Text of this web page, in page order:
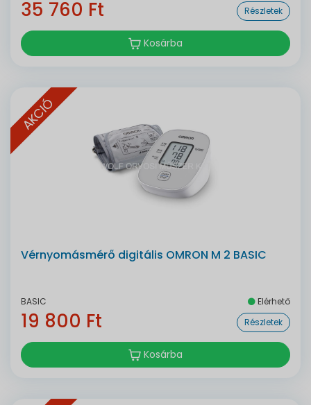
35 760 Ft Részletek
Kosárba
AKCIÓ
Vérnyomásmérő digitális OMRON M 2 BASIC
BASIC Elérhető
19 800 Ft Részletek
Kosárba